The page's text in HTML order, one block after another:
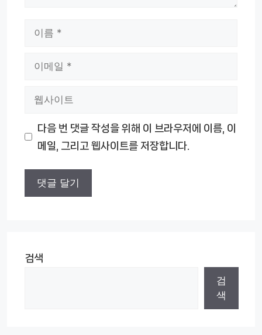
다음 번 댓글 작성을 위해 이 브라우저에 이름, 이
메일, 그리고 웹사이트를 저장합니다.
검색
검
색